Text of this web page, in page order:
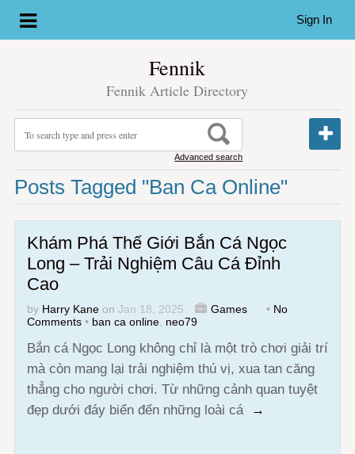
Sign In
Fennik
Fennik Article Directory
Advanced search
Posts Tagged "ban Ca Online"
Khám Phá Thế Giới Bắn Cá Ngọc
Long – Trải Nghiệm Câu Cá Đỉnh
Cao
by Harry Kane on Jan 18, 2025 Games • No
Comments • ban ca online, neo79
Bắn cá Ngọc Long không chỉ là một trò chơi giải trí
mà còn mang lại trải nghiệm thú vị, xua tan căng
thẳng cho người chơi. Từ những cảnh quan tuyệt
đẹp dưới đáy biển đến những loài cá
→